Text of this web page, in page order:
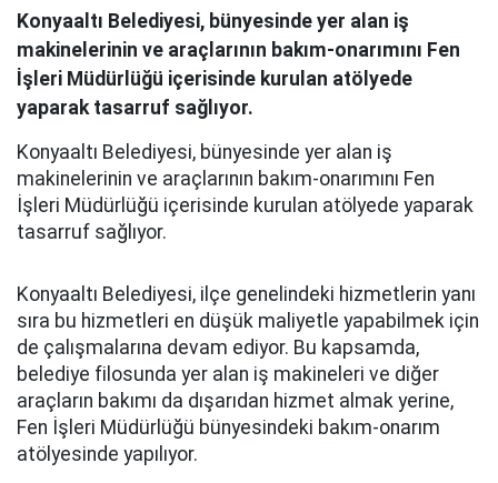
Konyaaltı Belediyesi, bünyesinde yer alan iş
makinelerinin ve araçlarının bakım-onarımını Fen
İşleri Müdürlüğü içerisinde kurulan atölyede
yaparak tasarruf sağlıyor.
Konyaaltı Belediyesi, bünyesinde yer alan iş
makinelerinin ve araçlarının bakım-onarımını Fen
İşleri Müdürlüğü içerisinde kurulan atölyede yaparak
tasarruf sağlıyor.
Konyaaltı Belediyesi, ilçe genelindeki hizmetlerin yanı
sıra bu hizmetleri en düşük maliyetle yapabilmek için
de çalışmalarına devam ediyor. Bu kapsamda,
belediye filosunda yer alan iş makineleri ve diğer
araçların bakımı da dışarıdan hizmet almak yerine,
Fen İşleri Müdürlüğü bünyesindeki bakım-onarım
atölyesinde yapılıyor.